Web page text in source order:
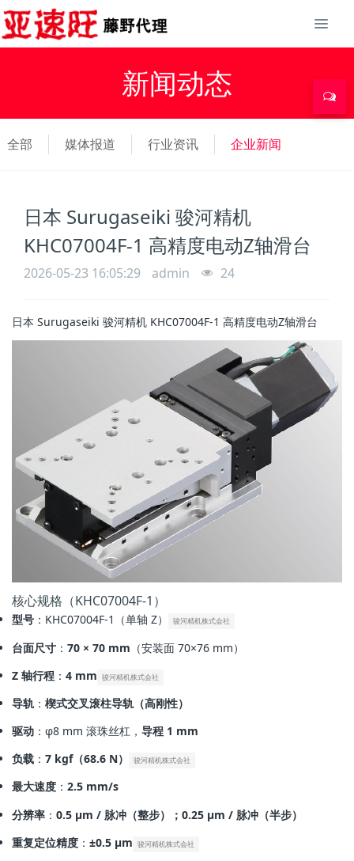
新闻动态
全部 媒体报道 行业资讯 企业新闻
日本 Surugaseiki 骏河精机
KHC07004F-1 高精度电动Z轴滑台
2026-05-23 16:05:29 admin 24
日本 Surugaseiki 骏河精机 KHC07004F-1 高精度电动Z轴滑台
核心规格（KHC07004F‑1）
型号 ：KHC07004F‑1（单轴 Z） 骏河精机株式会社
台面尺寸 ： 70 × 70 mm （安装面 70×76 mm）
Z 轴行程 ： 4 mm 骏河精机株式会社
导轨 ： 楔式交叉滚柱导轨（高刚性）
驱动 ：φ8 mm 滚珠丝杠， 导程 1 mm
负载 ： 7 kgf（68.6 N） 骏河精机株式会社
最大速度 ： 2.5 mm/s
分辨率 ： 0.5 μm / 脉冲（整步）；0.25 μm / 脉冲（半步）
重复定位精度 ： ±0.5 μm 骏河精机株式会社